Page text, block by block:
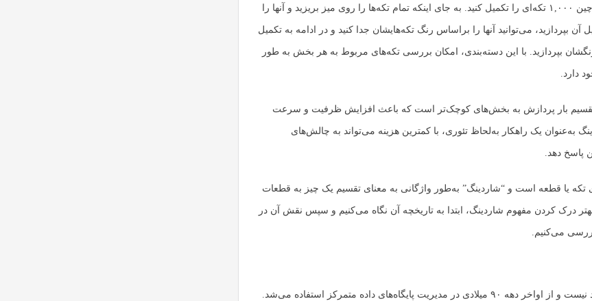
شما بخواهید یک جورچین ۱,۰۰۰ تکه‌ای را تکمیل کنید. به جای اینکه تمام تکه‌ها را روی میز بریزید و آنها را
بپردازید، می‌توانید آنها را براساس رنگ تکه‌هایشان جدا کنید و در ادامه به تکمیل
بپردازید. با این دسته‌بندی، امکان بررسی تکه‌های مربوط به هر بخش به طور
دارد.
تقسیم بار پردازش به بخش‌های کوچک‌تر است که باعث افزایش ظرفیت و سرعت
به‌عنوان یک راهکار به‌لحاظ تئوری، با کمترین هزینه می‌تواند به چالش‌های
پاسخ دهد.
تکه یا قطعه است و “شاردینگ” به‌طور واژگانی به معنای تقسیم یک چیز به قطعات
درک کردن مفهوم شاردینگ، ابتدا به تاریخچه آن نگاه می‌کنیم و سپس نقش آن در
می‌کنیم.
مفهوم شاردینگ جدید نیست و از اواخر دهه ۹۰ میلادی در مدیریت پایگاه‌های داده متمرکز استفاده می‌شد.